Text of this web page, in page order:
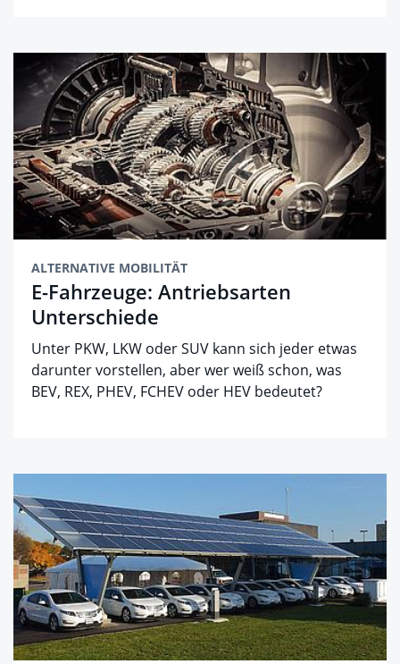
ALTERNATIVE MOBILITÄT
E-Fahrzeuge: Antriebsarten
Unterschiede
Unter PKW, LKW oder SUV kann sich jeder etwas
darunter vorstellen, aber wer weiß schon, was
BEV, REX, PHEV, FCHEV oder HEV bedeutet?